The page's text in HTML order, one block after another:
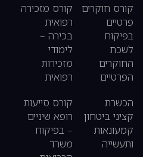
קורס חוקרים
פרטיים
בפיקוח
לשכת
החוקרים
הפרטיים
הכשרת
קציני ביטחון
קמעונאות
ותעשייה
קורס מזכירה
רפואית
בכירה –
לימודי
מזכירות
רפואית
קורס סייעות
רופא שיניים
– בפיקוח
משרד